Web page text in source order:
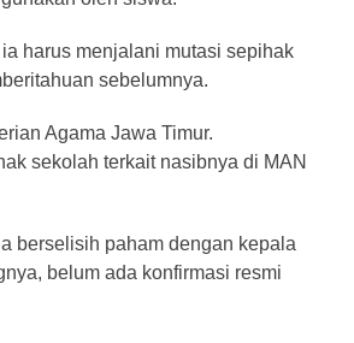
harus menjalani mutasi sepihak
sebelumnya.
Agama Jawa Timur.
sekolah terkait nasibnya di MAN
berselisih paham dengan kepala
belum ada konfirmasi resmi